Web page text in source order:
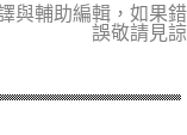
與輔助編輯，如果錯
誤敬請見諒